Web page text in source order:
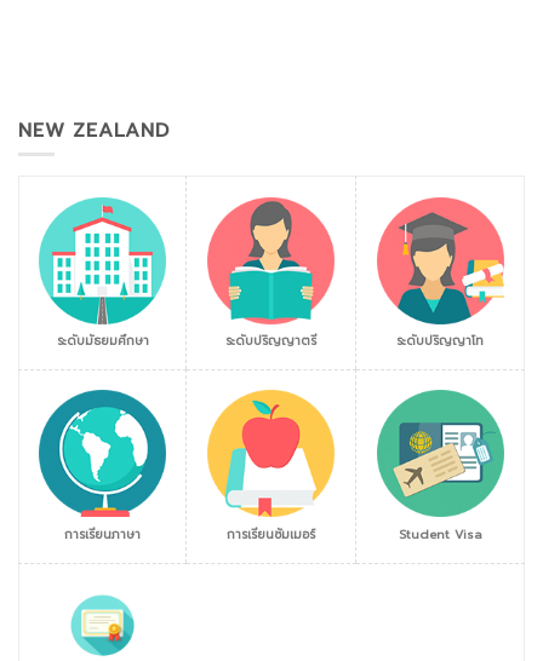
NEW ZEALAND
ระดับมัธยมศึกษา ระดับปริญญาตรี ระดับปริญญาโท
การเรียนภาษา การเรียนซัมเมอร์ Student Visa